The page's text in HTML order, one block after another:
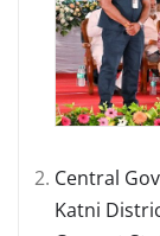
Central
Katni